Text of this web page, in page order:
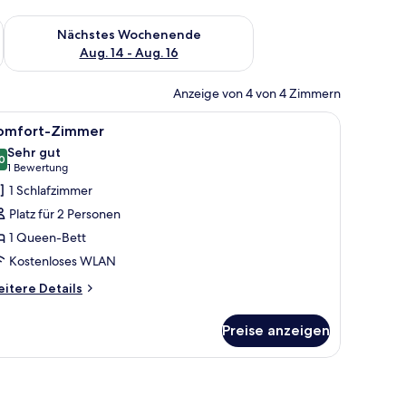
Aug. 7 - Aug. 9.
Nächstes Wochenende
Aug. 14 - Aug. 16
Überprüfe die Verfügbarkeit für nächstes Wochenende, Aug.
Anzeige von 4 von 4 Zimmern
Fenster mit Vorhängen.
und Sitzecke. Ein modernes Schlafzimmer mit einem
9 Zimmer
von 10
Sehr gut
1 Bewertung
(1
Bewertung)
1 Schlafzimmer
Platz für 2 Personen
1 Queen-Bett
Kostenloses WLAN
Details
Preise anzeigen
durch ein Fenster mit roten Vorhängen.